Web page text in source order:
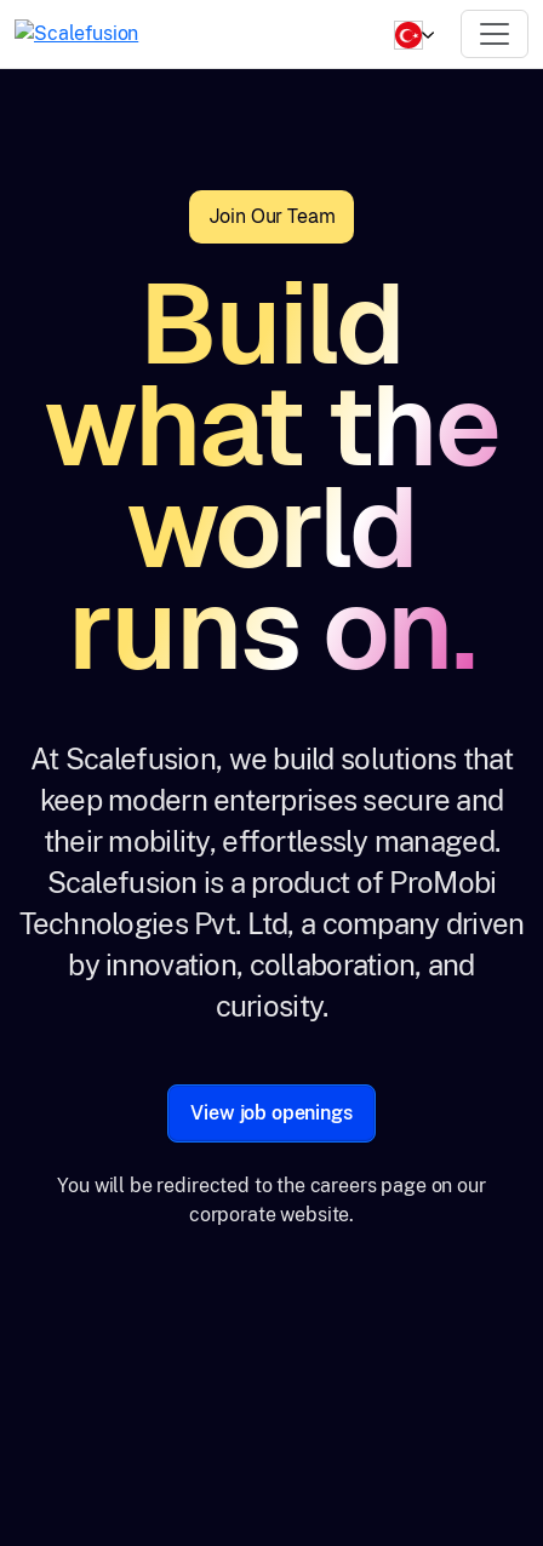
Join Our Team
Build
what the
world
runs on.
At Scalefusion, we build solutions that
keep modern enterprises secure and
their mobility, effortlessly managed.
Scalefusion is a product of ProMobi
Technologies Pvt. Ltd, a company driven
by innovation, collaboration, and
curiosity.
View job openings
You will be redirected to the careers page on our
corporate website.